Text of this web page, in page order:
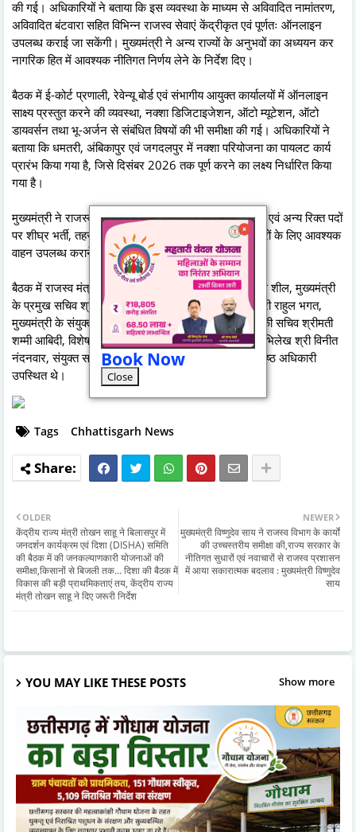
की गई। अधिकारियों ने बताया कि इस व्यवस्था के माध्यम से अविवादित नामांतरण,
अविवादित बंटवारा सहित विभिन्न राजस्व सेवाएं केंद्रीकृत एवं पूर्णतः ऑनलाइन
उपलब्ध कराई जा सकेंगी। मुख्यमंत्री ने अन्य राज्यों के अनुभवों का अध्ययन कर
नागरिक हित में आवश्यक नीतिगत निर्णय लेने के निर्देश दिए।
बैठक में ई-कोर्ट प्रणाली, रेवेन्यू बोर्ड एवं संभागीय आयुक्त कार्यालयों में ऑनलाइन
साक्ष्य प्रस्तुत करने की व्यवस्था, नक्शा डिजिटाइजेशन, ऑटो म्यूटेशन, ऑटो
डायवर्सन तथा भू-अर्जन से संबंधित विषयों की भी समीक्षा की गई। अधिकारियों ने
बताया कि धमतरी, अंबिकापुर एवं जगदलपुर में नक्शा परियोजना का पायलट कार्य
प्रारंभ किया गया है, जिसे दिसंबर 2026 तक पूर्ण करने का लक्ष्य निर्धारित किया
गया है।
मुख्यमंत्री ने राजस्व विभाग में पटवारी, राजस्व निरीक्षक, लिपिक एवं अन्य रिक्त पदों
पर शीघ्र भर्ती, तहसीलों के अधोसंरचना विकास तथा तहसीलदारों के लिए आवश्यक
वाहन उपलब्ध कराने के भी निर्देश दिए।
बैठक में राजस्व मंत्री श्री टंकराम वर्मा, मुख्य सचिव श्री विकास शील, मुख्यमंत्री
के प्रमुख सचिव श्री सुबोध कुमार सिंह, मुख्यमंत्री के सचिव श्री राहुल भगत,
मुख्यमंत्री के संयुक्त सचिव श्री प्रभात मलिक, राजस्व विभाग की सचिव श्रीमती
शम्मी आबिदी, विशेष सचिव श्रीमती इफ़्फत आरा, संचालक भू-अभिलेख श्री विनीत
नंदनवार, संयुक्त सचिव श्री अरविन्द एक्का सहित विभाग के वरिष्ठ अधिकारी
उपस्थित थे।
Tags Chhattisgarh News
NEWER
मुख्यमंत्री विष्णुदेव साय ने राजस्व विभाग के कार्यों
की उच्चस्तरीय समीक्षा की,राज्य सरकार के
नीतिगत सुधारों एवं नवाचारों से राजस्व प्रशासन
में आया सकारात्मक बदलाव : मुख्यमंत्री विष्णुदेव
साय
OLDER
केंद्रीय राज्य मंत्री तोखन साहू ने बिलासपुर में
जनदर्शन कार्यक्रम एवं दिशा (DISHA) समिति
की बैठक में की जनकल्याणकारी योजनाओं की
समीक्षा,किसानों से बिजली तक... दिशा की बैठक में
विकास की बड़ी प्राथमिकताएं तय, केंद्रीय राज्य
मंत्री तोखन साहू ने दिए जरूरी निर्देश
YOU MAY LIKE THESE POSTS Show more
Book Now
Close